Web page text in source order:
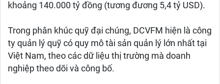
khoảng 140.000 tỷ đồng (tương đương 5,4 tỷ USD).
Trong phân khúc quỹ đại chúng, DCVFM hiện là công
ty quản lý quỹ có quy mô tài sản quản lý lớn nhất tại
Việt Nam, theo các dữ liệu thị trường mà doanh
nghiệp theo dõi và công bố.